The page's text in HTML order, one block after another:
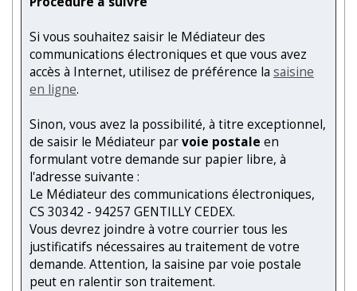
Si vous souhaitez saisir le Médiateur des
communications électroniques et que vous avez
accès à Internet, utilisez de préférence la saisine
en ligne.
Sinon, vous avez la possibilité, à titre exceptionnel,
de saisir le Médiateur parvoie postale en
formulant votre demande sur papier libre, à
l'adresse suivante :
Le Médiateur des communications électroniques,
CS 30342 - 94257 GENTILLY CEDEX.
Vous devrez joindre à votre courrier tous les
justificatifs nécessaires au traitement de votre
demande. Attention, la saisine par voie postale
peut en ralentir son traitement.